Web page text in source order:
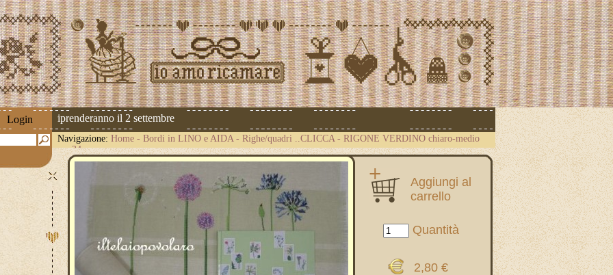
Login riprenderanno il 2 settembre
Navigazione: Home - Bordi in LINO e AIDA- Righe/quadri ..CLICCA- RIGONE VERDINO chiaro-medio
cm.34
Aggiungi al
carrello
Quantità
2,80 €